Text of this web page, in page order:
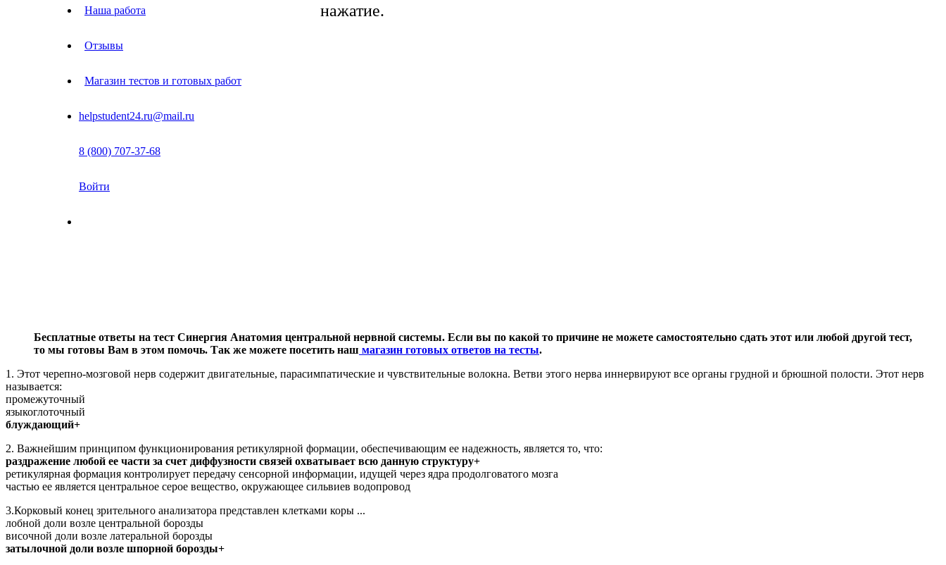
нажатие.
Наша работа
Отзывы
Магазин тестов и готовых работ
helpstudent24.ru@mail.ru
8 (800) 707-37-68
Войти
Бесплатные ответы на тест Синергия Анатомия центральной нервной системы. Если вы по какой то причине не можете самостоятельно сдать этот или любой другой тест,
то мы готовы Вам в этом помочь. Так же можете посетить наш магазин готовых ответов на тесты.
1. Этот черепно-мозговой нерв содержит двигательные, парасимпатические и чувствительные волокна. Ветви этого нерва иннервируют все органы грудной и брюшной полости. Этот нерв
называется:
промежуточный
языкоглоточный
блуждающий+
2. Важнейшим принципом функционирования ретикулярной формации, обеспечивающим ее надежность, является то, что:
раздражение любой ее части за счет диффузности связей охватывает всю данную структуру+
ретикулярная формация контролирует передачу сенсорной информации, идущей через ядра продолговатого мозга
частью ее является центральное серое вещество, окружающее сильвиев водопровод
3.Корковый конец зрительного анализатора представлен клетками коры ...
лобной доли возле центральной борозды
височной доли возле латеральной борозды
затылочной доли возле шпорной борозды+